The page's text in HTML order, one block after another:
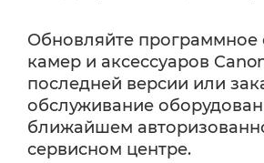
Обновляйте программное
камер и аксессуаров
последней версии или
обслуживание
ближайшем
сервисном центре.